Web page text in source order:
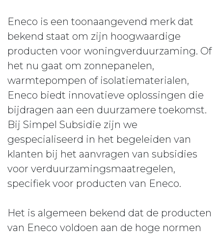
Eneco is een toonaangevend merk dat
bekend staat om zijn hoogwaardige
producten voor woningverduurzaming. Of
het nu gaat om zonnepanelen,
warmtepompen of isolatiematerialen,
Eneco biedt innovatieve oplossingen die
bijdragen aan een duurzamere toekomst.
Bij Simpel Subsidie zijn we
gespecialiseerd in het begeleiden van
klanten bij het aanvragen van subsidies
voor verduurzamingsmaatregelen,
specifiek voor producten van Eneco.
Het is algemeen bekend dat de producten
van Eneco voldoen aan de hoge normen